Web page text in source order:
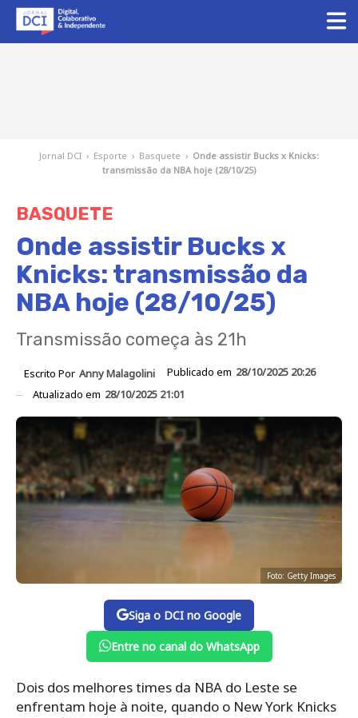
Jornal DCI › Esporte › Basquete › Onde assistir Bucks x Knicks:
transmissão da NBA hoje (28/10/25)
BASQUETE
Onde assistir Bucks x
Knicks: transmissão da
NBA hoje (28/10/25)
Transmissão começa às 21h
Escrito Por Anny Malagolini Publicado em 28/10/2025 20:26
Atualizado em 28/10/2025 21:01
Foto: Getty Images
Siga o DCI no Google
Entre no canal do WhatsApp
Dois dos melhores times da NBA do Leste se
enfrentam hoje à noite, quando o New York Knicks